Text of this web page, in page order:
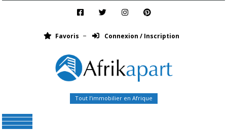
Favoris Connexion / Inscription
Tout l’immobilier en Afrique